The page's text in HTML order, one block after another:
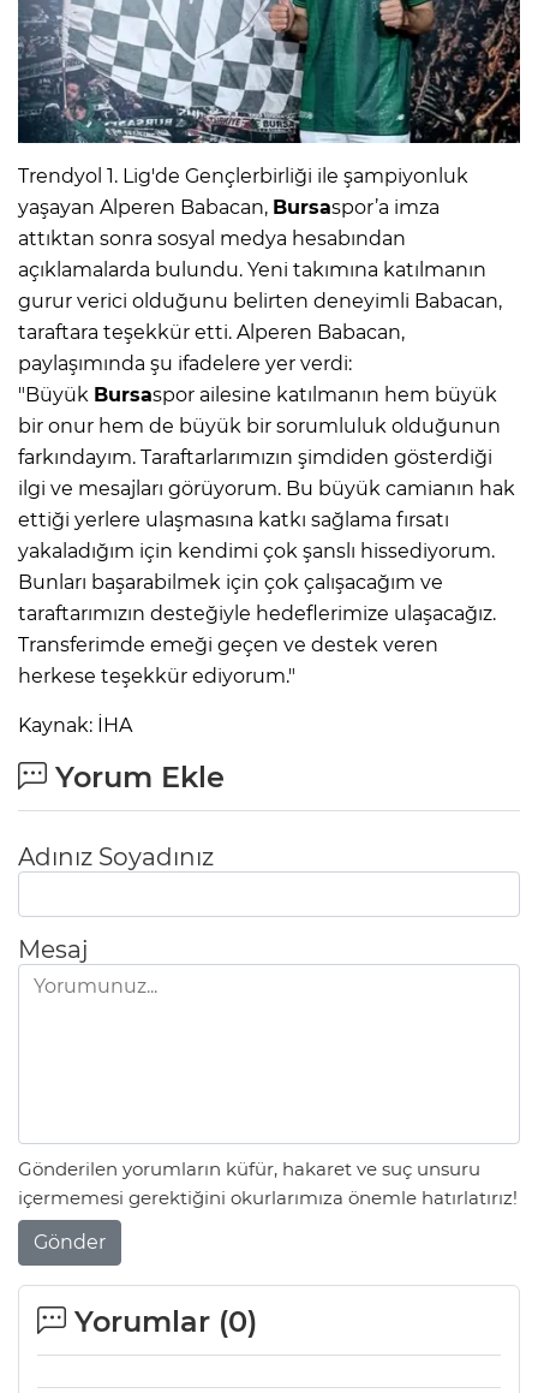
Trendyol 1. Lig'de Gençlerbirliği ile şampiyonluk
yaşayan Alperen Babacan, Bursaspor’a imza
attıktan sonra sosyal medya hesabından
açıklamalarda bulundu. Yeni takımına katılmanın
gurur verici olduğunu belirten deneyimli Babacan,
taraftara teşekkür etti. Alperen Babacan,
paylaşımında şu ifadelere yer verdi:
"Büyük Bursaspor ailesine katılmanın hem büyük
bir onur hem de büyük bir sorumluluk olduğunun
farkındayım. Taraftarlarımızın şimdiden gösterdiği
ilgi ve mesajları görüyorum. Bu büyük camianın hak
ettiği yerlere ulaşmasına katkı sağlama fırsatı
yakaladığım için kendimi çok şanslı hissediyorum.
Bunları başarabilmek için çok çalışacağım ve
taraftarımızın desteğiyle hedeflerimize ulaşacağız.
Transferimde emeği geçen ve destek veren
herkese teşekkür ediyorum."
Kaynak: İHA
Yorum Ekle
Adınız Soyadınız
Mesaj
Gönderilen yorumların küfür, hakaret ve suç unsuru
içermemesi gerektiğini okurlarımıza önemle hatırlatırız!
Gönder
Yorumlar (0)